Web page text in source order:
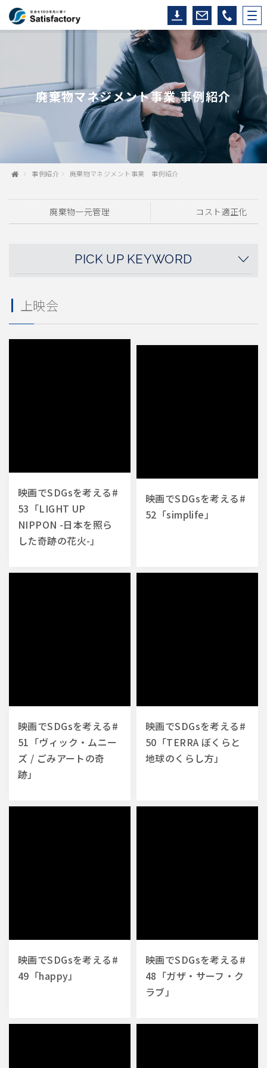
廃棄物マネジメント事業 事例紹介
事例紹介 廃棄物マネジメント事業 事例紹介
廃棄物一元管理 コスト適正化
PICK UP KEYWORD
レストラン
小売店
飲食店 物流 宿泊施設
上映会
映画でSDGsを考える#
53「LIGHT UP
NIPPON -日本を照ら
した奇跡の花火-」
映画でSDGsを考える#
52「simplife」
映画でSDGsを考える#
51「ヴィック・ムニー
ズ / ごみアートの奇
跡」
映画でSDGsを考える#
50「TERRA ぼくらと
地球のくらし方」
映画でSDGsを考える#
49「happy」
映画でSDGsを考える#
48「ガザ・サーフ・ク
ラブ」